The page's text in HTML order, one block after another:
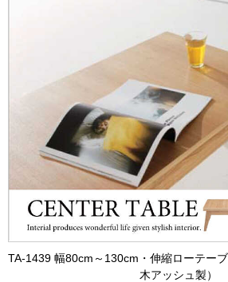
TA-1439 幅80cm～130cm・伸縮ローテー
木アッシュ製）